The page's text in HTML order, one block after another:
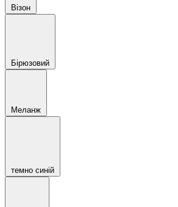
Візон
Бірюзовий
Меланж
темно синій